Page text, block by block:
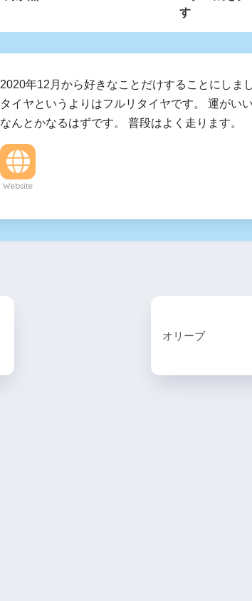
す
2020年12月から好きなことだけすることにしま
タイヤというよりはフルリタイヤです。 運がい
なんとかなるはずです。 普段はよく走ります。
Website
オリーブ